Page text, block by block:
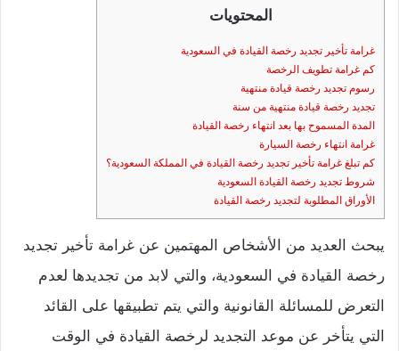
المحتويات
غرامة تأخير تجديد رخصة القيادة في السعودية
كم غرامة تطويف الرخصة
رسوم تجديد رخصة قيادة منتهية
تجديد رخصة قيادة منتهية من سنة
المدة المسموح بها بعد انتهاء رخصة القيادة
غرامة انتهاء رخصة السيارة
كم تبلغ غرامة تأخير تجديد رخصة القيادة في المملكة السعودية؟
شروط تجديد رخصة القيادة السعودية
الأوراق المطلوبة لتجديد رخصة القيادة
يبحث العديد من الأشخاص المهتمين عن غرامة تأخير تجديد
رخصة القيادة في السعودية، والتي لابد من تجديدها لعدم
التعرض للمسائلة القانونية والتي يتم تطبيقها على القائد
التي يتأخر عن موعد التجديد لرخصة القيادة في الوقت